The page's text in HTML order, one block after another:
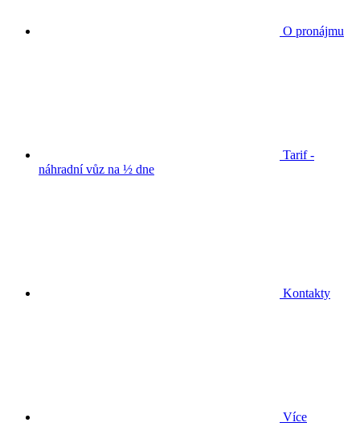
O pronájmu
Tarif -
náhradní vůz na ½ dne
Kontakty
Více